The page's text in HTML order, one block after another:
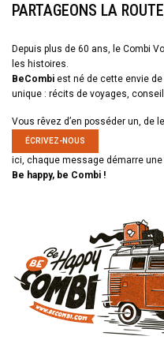
PARTAGEONS LA ROUTE
Depuis plus de 60 ans, le Combi
les histoires.
BeCombi est né de cette envie
unique : récits de voyages,
Vous rêvez d’en posséder un, de
ÉCRIVEZ-NOUS
ici, chaque message démarre une
Be happy, be Combi !